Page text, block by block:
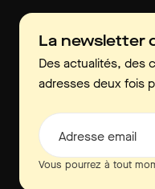
La newsletter
Des actualités, des
adresses deux fois
Adresse email
Vous pourrez à tout